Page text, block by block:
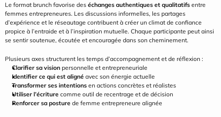
Le format brunch favorise des échanges authentiques et qualitatifs entre
femmes entrepreneures. Les discussions informelles, les partages
d’expérience et le réseautage contribuent à créer un climat de confiance
propice à l’entraide et à l’inspiration mutuelle. Chaque participante peut ainsi
se sentir soutenue, écoutée et encouragée dans son cheminement.
Plusieurs axes structurent les temps d’accompagnement et de réflexion :
Clarifier sa vision personnelle et entrepreneuriale
Identifier ce qui est aligné avec son énergie actuelle
Transformer ses intentions en actions concrètes et réalistes
Utiliser l’écriture comme outil de recentrage et de décision
Renforcer sa posture de femme entrepreneure alignée